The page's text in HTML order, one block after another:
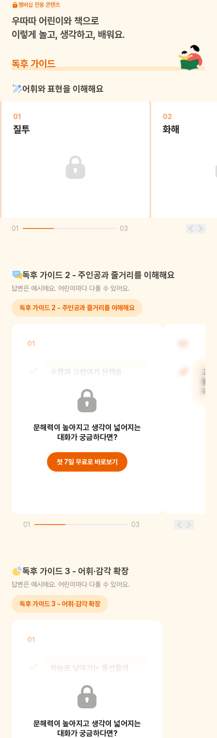
멤버십 전용 콘텐츠
우따따어린이와 책으로
이렇게 놀고, 생각하고, 배워요.
독후 가이드
어휘와 표현을 이해해요
01
질투
02
화해
01 03
독후 가이드 2 - 주인공과 줄거리를 이해해요
답변은 예시에요. 어린이마다 다를 수 있어요.
독후 가이드 2 - 주인공과 줄거리를 이해해요
01
수짱과 고양이가 산책을
문해력이 높아지고 생각이 넓어지는
대화가 궁금하다면?
첫 7일 무료로 바로보기
고
풍
되
01 03
독후 가이드 3 - 어휘·감각 확장
답변은 예시에요. 어린이마다 다를 수 있어요.
독후 가이드 3 - 어휘·감각 확장
01
하늘로 날아가는 풍선들의
상상하는 활동이에요. 아이가 풍선이
날아가는 모습
문해력이 높아지고 생각이 넓어지는
대화가 궁금하다면?